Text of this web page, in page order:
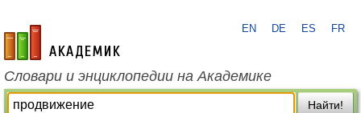
academic.ru
EN DE ES FR
Словари и энциклопедии на Академике
Найти!